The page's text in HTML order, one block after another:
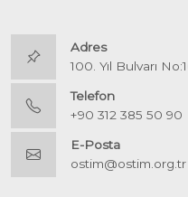
Adres
100. Yıl Bulvarı
Telefon
+90 312 385 50 90
E-Posta
ostim@ostim.org.tr